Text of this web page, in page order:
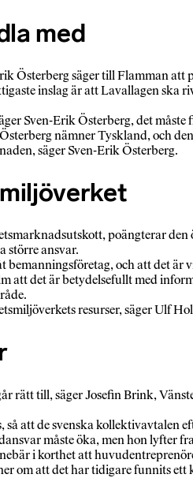
med
Österberg säger till Flamman
inslag är att Lavallagen
Sven-Erik Österberg, det
nämner Tyskland, och
säger Sven-Erik Österberg.
poängterar
större ansvar.
bemanningsföretag, och att det
det är betydelsefullt med
resurser, säger Ulf
rätt till, säger Josefin Brink,
att de svenska kollektivavtalen
måste öka, men hon lyfter
i korthet att
om att det har tidigare funnits